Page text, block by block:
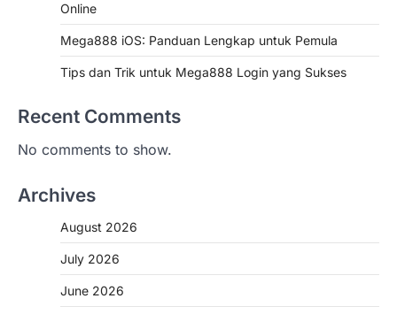
Online
Mega888 iOS: Panduan Lengkap untuk Pemula
Tips dan Trik untuk Mega888 Login yang Sukses
Recent Comments
No comments to show.
Archives
August 2026
July 2026
June 2026